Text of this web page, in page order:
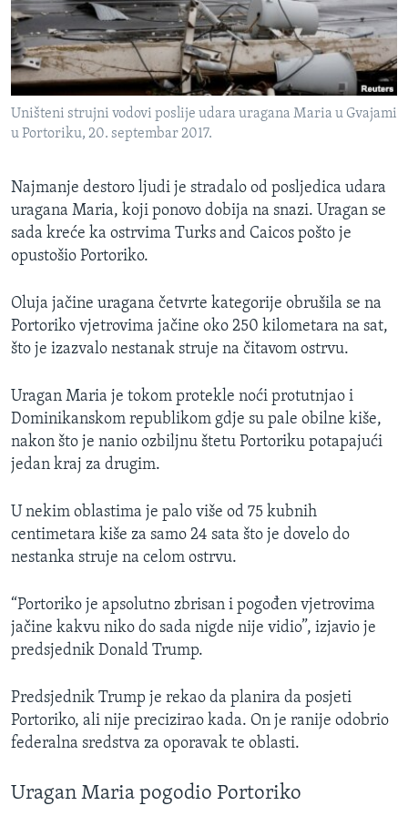
MAGAZIN
O GLASU AMERIKE
Learning English
Jezici
Uništeni strujni vodovi poslije udara uragana Maria u Gvajami
u Portoriku, 20. septembar 2017.
Najmanje destoro ljudi je stradalo od posljedica udara
uragana Maria, koji ponovo dobija na snazi. Uragan se
sada kreće ka ostrvima Turks and Caicos pošto je
opustošio Portoriko.
Oluja jačine uragana četvrte kategorije obrušila se na
Portoriko vjetrovima jačine oko 250 kilometara na sat,
što je izazvalo nestanak struje na čitavom ostrvu.
Uragan Maria je tokom protekle noći protutnjao i
Dominikanskom republikom gdje su pale obilne kiše,
nakon što je nanio ozbiljnu štetu Portoriku potapajući
jedan kraj za drugim.
U nekim oblastima je palo više od 75 kubnih
centimetara kiše za samo 24 sata što je dovelo do
nestanka struje na celom ostrvu.
“Portoriko je apsolutno zbrisan i pogođen vjetrovima
jačine kakvu niko do sada nigde nije vidio”, izjavio je
predsjednik Donald Trump.
Predsjednik Trump je rekao da planira da posjeti
Portoriko, ali nije precizirao kada. On je ranije odobrio
federalna sredstva za oporavak te oblasti.
Uragan Maria pogodio Portoriko